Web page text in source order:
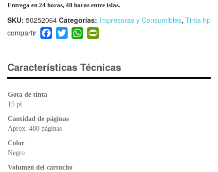
Entrega en 24 horas, 48 horas entre islas.
SKU: 50252064 Categorías: Impresoras y Consumibles, Tinta hp
F
a
e
b
k
T
wi
er
W
h
s
A
ri
e
Características Técnicas
Gota de tinta
15 pl
Cantidad de páginas
Aprox. 480 páginas
Color
Negro
Volumen del cartucho